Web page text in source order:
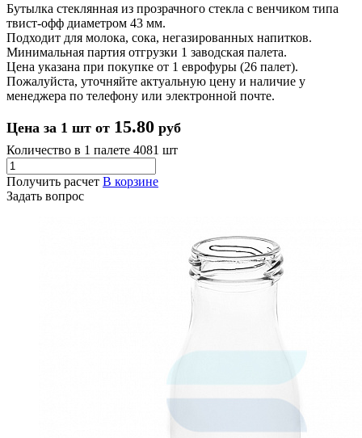
Бутылка стеклянная из прозрачного стекла с венчиком типа
твист-офф диаметром 43 мм.
Подходит для молока, сока, негазированных напитков.
Минимальная партия отгрузки 1 заводская палета.
Цена указана при покупке от 1 еврофуры (26 палет).
Пожалуйста, уточняйте актуальную цену и наличие у
менеджера по телефону или электронной почте.
Цена за 1 шт от 15.80 руб
Количество в 1 палете 4081 шт
Получить расчет В корзине
Задать вопрос